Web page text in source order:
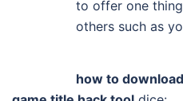
to offer one
others such as
how to